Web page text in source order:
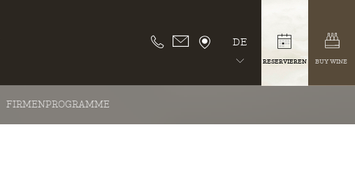
FIRMENPROGRAMME
DE
RESERVIEREN BUY WINE